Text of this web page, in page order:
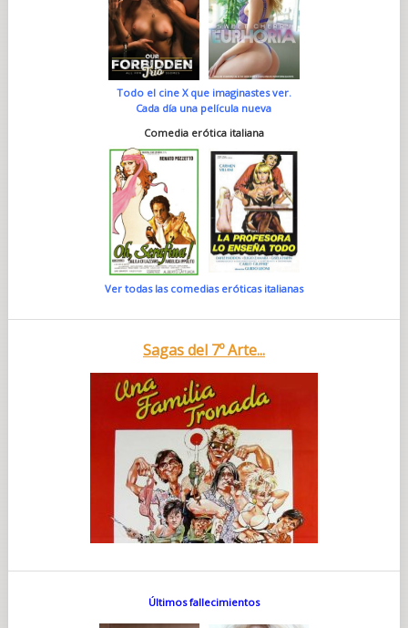
Todo el cine X que imaginastes ver.
Cada día una película nueva
Comedia erótica italiana
Ver todas las comedias eróticas italianas
Sagas del 7º Arte...
Últimos fallecimientos